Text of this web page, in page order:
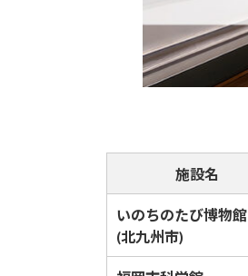
施設名
いのちのたび博物館
(北九州市)